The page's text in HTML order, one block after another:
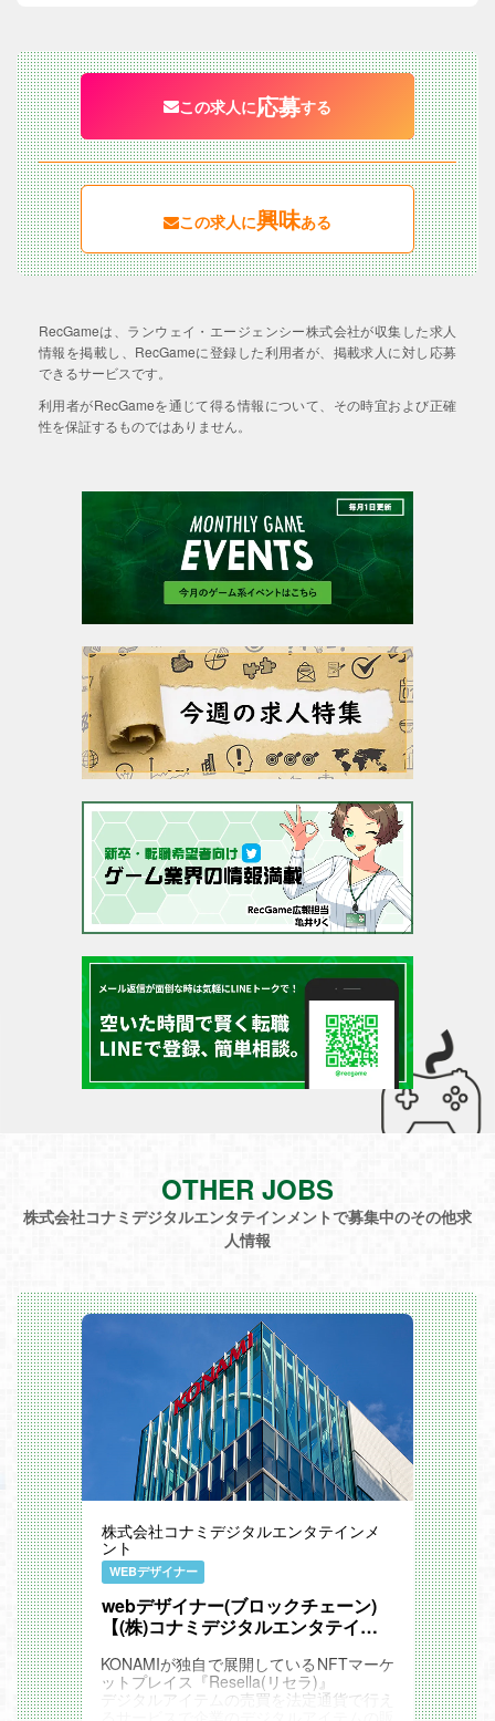
この求人に応募する
この求人に興味ある
RecGameは、ランウェイ・エージェンシー株式会社が収集した求人
情報を掲載し、RecGameに登録した利用者が、掲載求人に対し応募
できるサービスです。
利用者がRecGameを通じて得る情報について、その時宜および正確
性を保証するものではありません。
OTHER JOBS
株式会社コナミデジタルエンタテインメントで募集中のその他求
人情報
株式会社コナミデジタルエンタテインメ
ント
WEBデザイナー
webデザイナー(ブロックチェーン)
【(株)コナミデジタルエンタテイン
KONAMIが独自で展開しているNFTマーケ
ットプレイス『Resella(リセラ)』
デジタルアイテムの売買を法定通貨で行え